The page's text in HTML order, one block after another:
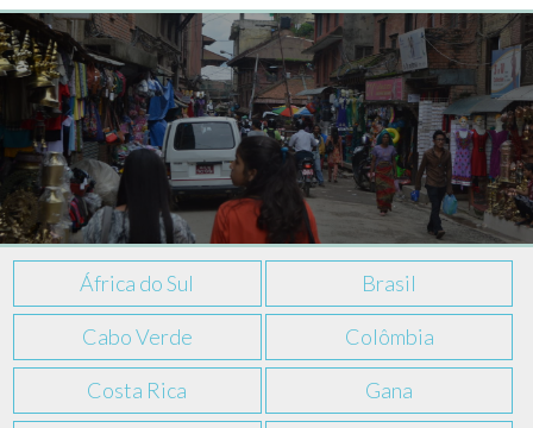
África do Sul Brasil
Cabo Verde Colômbia
Costa Rica Gana